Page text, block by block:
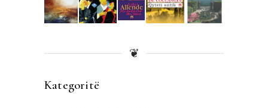
❦
Kategoritë